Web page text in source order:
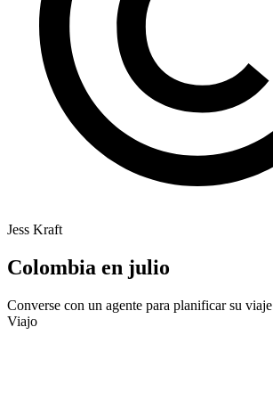
Jess Kraft
Colombia en julio
Converse con un agente para planificar su viaje
Viajo